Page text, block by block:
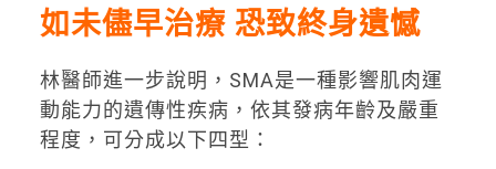
如未儘早治療 恐致終身遺憾
林醫師進一步說明，SMA是一種影響肌肉運
動能力的遺傳性疾病，依其發病年齡及嚴重
程度，可分成以下四型：